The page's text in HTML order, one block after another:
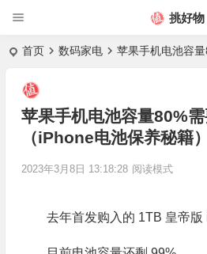
挑好物
首页 数码家电 苹果手机电池容
苹果手机电池容量80%
（iPhone电池保养秘籍）
2023年3月8日 13:18:28 阅读模式
去年首发购入的 1TB 皇帝